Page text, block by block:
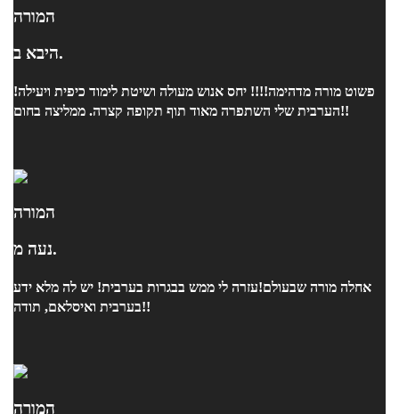
המורה
היבא ב.
פשוט מורה מדהימה!!!! יחס אנוש מעולה ושיטת לימוד כיפית ויעילה!
הערבית שלי השתפרה מאוד תוף תקופה קצרה. ממליצה בחום!!
המורה
נעה מ.
אחלה מורה שבעולם!עזרה לי ממש בבגרות בערבית! יש לה מלא ידע
בערבית ואיסלאם, תודה!!
המורה